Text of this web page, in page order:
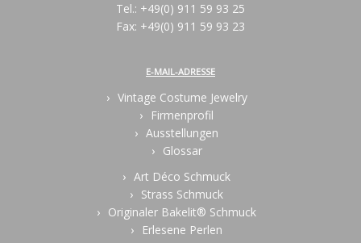
Tel.: +49(0) 911 59 93 25
Fax: +49(0) 911 59 93 23
E-MAIL-ADRESSE
Vintage Costume Jewelry
Firmenprofil
Ausstellungen
Glossar
Art Déco Schmuck
Strass Schmuck
Originaler Bakelit® Schmuck
Erlesene Perlen